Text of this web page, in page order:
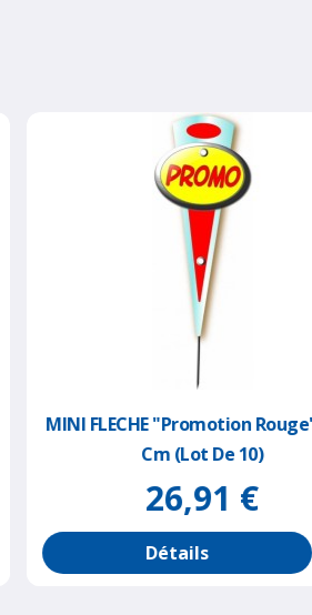
MINI FLECHE "promotion Rouge"
Cm (lot De 10)
26,91 €
Détails